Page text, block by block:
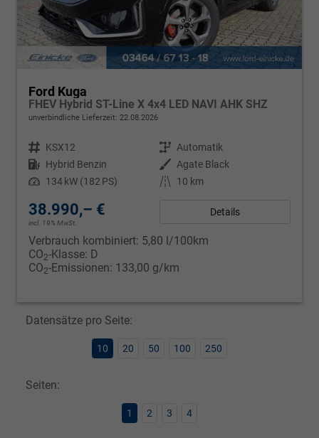
Ford Kuga
FHEV Hybrid ST-Line X 4x4 LED NAVI AHK SHZ
unverbindliche Lieferzeit: 22.08.2026
Fahrzeugnr. KSX12 Getriebe Automatik
Kraftstoff Hybrid Benzin Außenfarbe
Agate Black
Leistung 134 kW (182 PS) Kilometerstand 10 km
38.990,– €
incl. 19% MwSt.
Details
Verbrauch kombiniert: 5,80 l/100km
CO2-Klasse: D
CO2-Emissionen: 133,00 g/km
Datensätze pro Seite:
10 20 50 100 250
Seiten:
1 2 3 4